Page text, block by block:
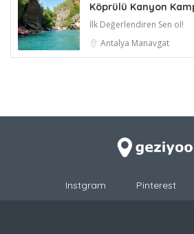
Köprülü Kanyon
İlk Değerlendiren Sen ol!
Antalya Manavgat
Instgram Pinterest